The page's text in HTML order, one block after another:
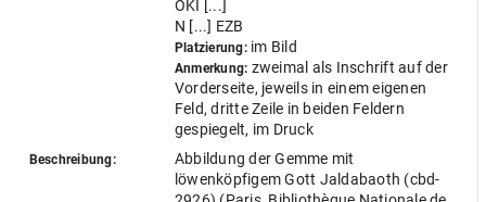
OKI [...]
N [...] EZB
Platzierung:im Bild
Anmerkung: zweimal als Inschrift auf der
Vorderseite, jeweils in einem eigenen
Feld, dritte Zeile in beiden Feldern
gespiegelt, im Druck
Beschreibung:
Abbildung der Gemme mit
löwenköpfigem Gott Jaldabaoth (cbd-